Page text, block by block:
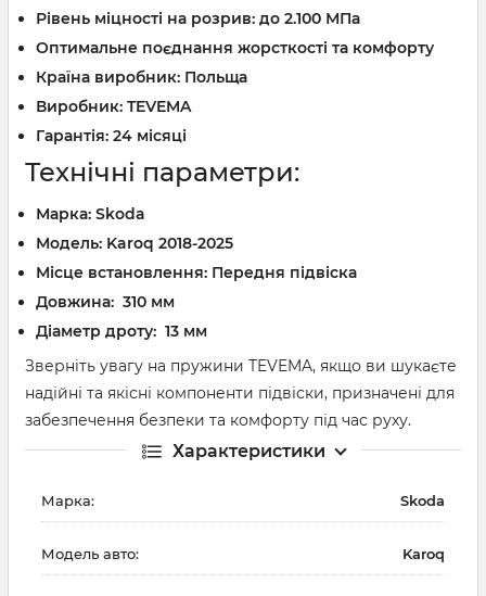
Рівень міцності на розрив: до 2.100 МПа
Оптимальне поєднання жорсткості та комфорту
Країна виробник: Польща
Виробник: TEVEMA
Гарантія: 24 місяці
Технічні параметри:
Марка: Skoda
Модель: Karoq 2018-2025
Місце встановлення: Передня підвіска
Довжина: 310 мм
Діаметр дроту: 13 мм
Зверніть увагу на пружини TEVEMA, якщо ви шукаєте
надійні та якісні компоненти підвіски, призначені для
забезпечення безпеки та комфорту під час руху.
Характеристики
Марка: Skoda
Модель авто: Karoq